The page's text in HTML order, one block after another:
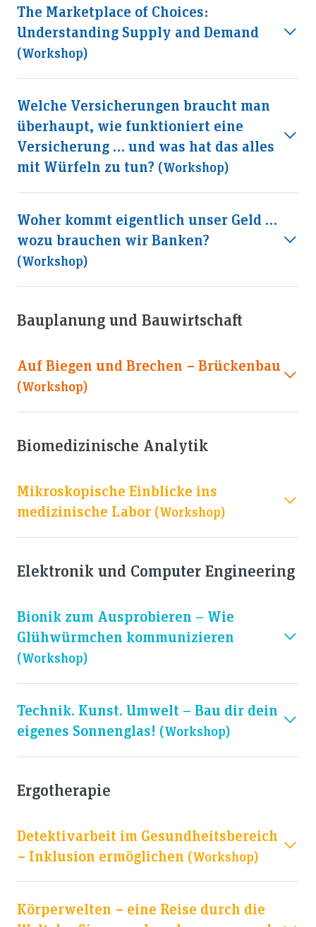
The Marketplace of Choices:
Understanding Supply and Demand
(workshop)
Welche Versicherungen braucht man
überhaupt, wie funktioniert eine
Versicherung … und was hat das alles
mit Würfeln zu tun? (workshop)
Woher kommt eigentlich unser Geld …
wozu brauchen wir Banken?
(workshop)
Bauplanung und Bauwirtschaft
Auf Biegen und Brechen − Brückenbau
(workshop)
Biomedizinische Analytik
Mikroskopische Einblicke ins
medizinische Labor (workshop)
Elektronik und Computer Engineering
Bionik zum Ausprobieren – Wie
Glühwürmchen kommunizieren
(workshop)
Technik. Kunst. Umwelt – Bau dir dein
eigenes Sonnenglas! (workshop)
Ergotherapie
Detektivarbeit im Gesundheitsbereich
− Inklusion ermöglichen (workshop)
Körperwelten − eine Reise durch die